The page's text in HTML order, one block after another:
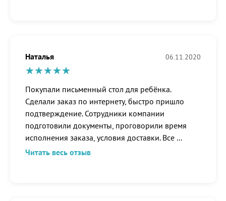
Наталья 06.11.2020
Покупали письменный стол для ребёнка.
Сделали заказ по интернету, быстро пришло
подтверждение. Сотрудники компании
подготовили документы, проговорили время
исполнения заказа, условия доставки. Все ...
Читать весь отзыв